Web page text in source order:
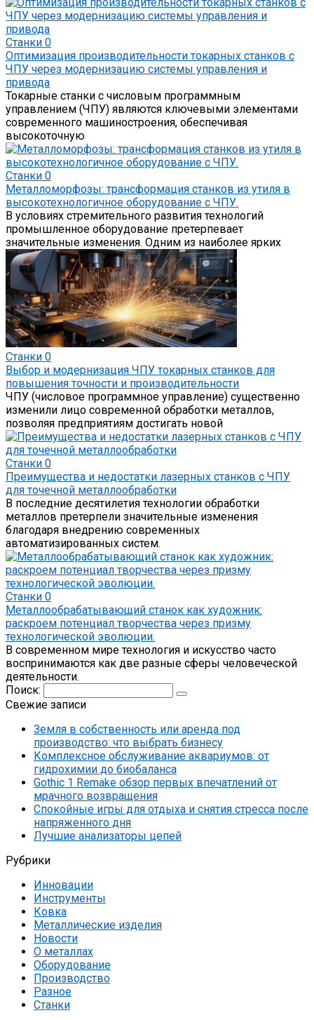
Станки 0
Оптимизация производительности токарных станков с
ЧПУ через модернизацию системы управления и
привода
Токарные станки с числовым программным
управлением (ЧПУ) являются ключевыми элементами
современного машиностроения, обеспечивая
высокоточную
Станки 0
Металломорфозы: трансформация станков из утиля в
высокотехнологичное оборудование с ЧПУ.
В условиях стремительного развития технологий
промышленное оборудование претерпевает
значительные изменения. Одним из наиболее ярких
Станки 0
Выбор и модернизация ЧПУ токарных станков для
повышения точности и производительности
ЧПУ (числовое программное управление) существенно
изменили лицо современной обработки металлов,
позволяя предприятиям достигать новой
Станки 0
Преимущества и недостатки лазерных станков с ЧПУ
для точечной металлообработки
В последние десятилетия технологии обработки
металлов претерпели значительные изменения
благодаря внедрению современных
автоматизированных систем.
Станки 0
Металлообрабатывающий станок как художник:
раскроем потенциал творчества через призму
технологической эволюции.
В современном мире технология и искусство часто
воспринимаются как две разные сферы человеческой
деятельности.
Поиск:
Свежие записи
Земля в собственность или аренда под
производство: что выбрать бизнесу
Комплексное обслуживание аквариумов: от
гидрохимии до биобаланса
Gothic 1 Remake обзор первых впечатлений от
мрачного возвращения
Спокойные игры для отдыха и снятия стресса после
напряженного дня
Лучшие анализаторы цепей
Рубрики
Инновации
Инструменты
Ковка
Металлические изделия
Новости
О металлах
Оборудование
Производство
Разное
Станки